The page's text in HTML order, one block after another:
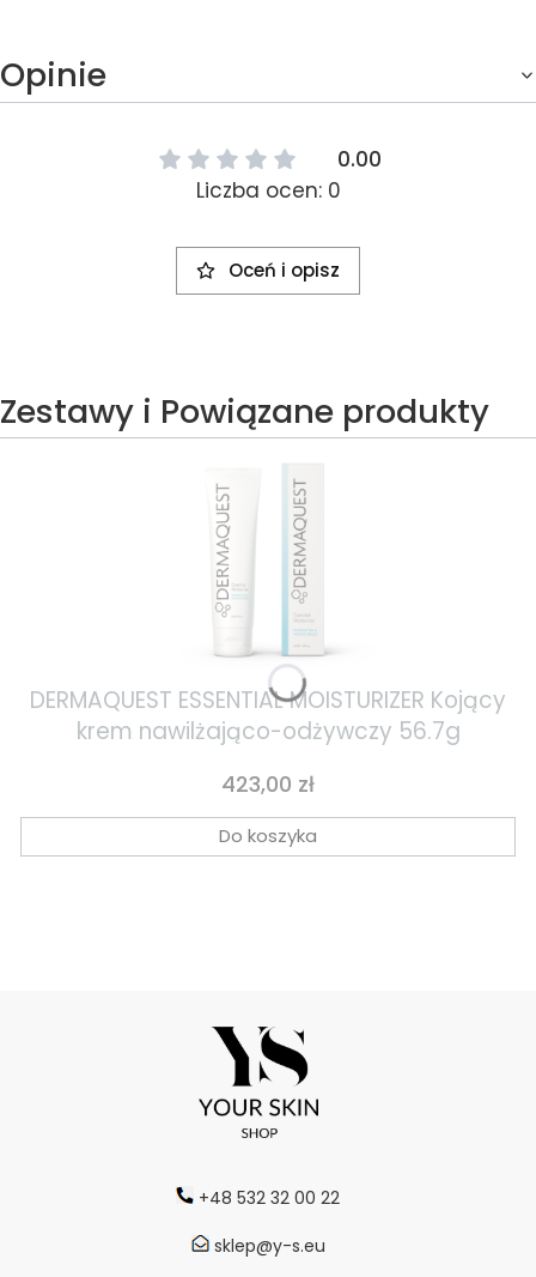
Opinie
0.00
Liczba ocen: 0
Oceń i opisz
Zestawy i Powiązane produkty
DERMAQUEST ESSENTIAL MOISTURIZER Kojący
krem nawilżająco-odżywczy 56.7g
Cena
423,00 zł
Do koszyka
+48 532 32 00 22
sklep@y-s.eu